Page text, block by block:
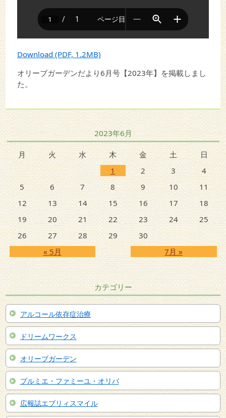
Download (PDF, 1.2MB)
オリーブガーデンだより6月号【2023年】を掲載しまし
た。
2023年6月
月 火 水 木 金 土 日
« 5月 7月 »
1 2 3
4
5
6 7 8 9 10
11
12
13 14 15 16 17
18
19
20 21 22 23 24
25
26
27 28 29 30
カテゴリー
アルコール依存症治療
ドリームワークス
オリーブガーデン
プルミエ・ファミーユ・オリバ
広報誌エブリィスマイル